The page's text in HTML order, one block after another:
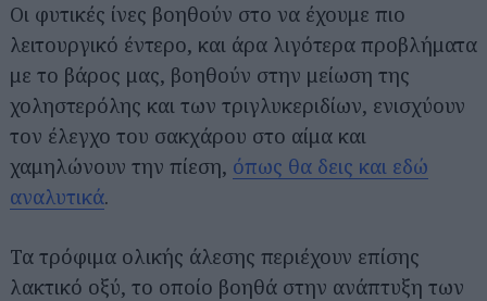
Οι φυτικές ίνες βοηθούν στο να έχουμε πιο
λειτουργικό έντερο, και άρα λιγότερα προβλήματα
με το βάρος μας, βοηθούν στην μείωση της
χοληστερόλης και των τριγλυκεριδίων, ενισχύουν
τον έλεγχο του σακχάρου στο αίμα και
χαμηλώνουν την πίεση, όπως θα δεις και εδώ
αναλυτικά.
Τα τρόφιμα ολικής άλεσης περιέχουν επίσης
λακτικό οξύ, το οποίο βοηθά στην ανάπτυξη των